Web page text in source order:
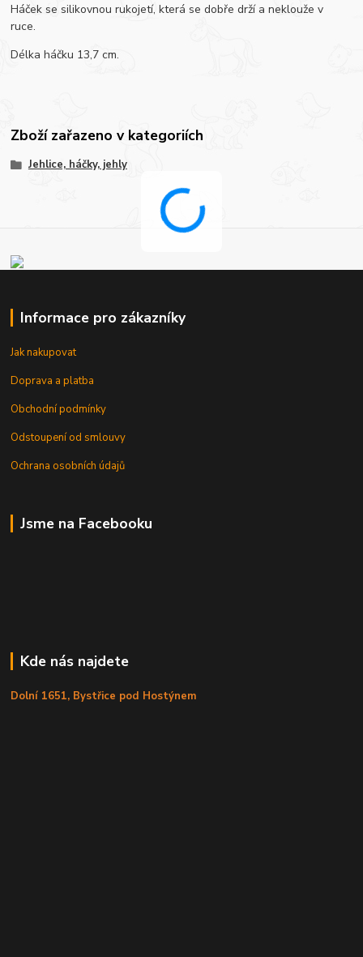
Háček se silikovnou rukojetí, která se dobře drží a neklouže v
ruce.
Délka háčku 13,7 cm.
Zboží zařazeno v kategoriích
Jehlice, háčky, jehly
Informace pro zákazníky
Jak nakupovat
Doprava a platba
Obchodní podmínky
Odstoupení od smlouvy
Ochrana osobních údajů
Jsme na Facebooku
Kde nás najdete
Dolní 1651, Bystřice pod Hostýnem